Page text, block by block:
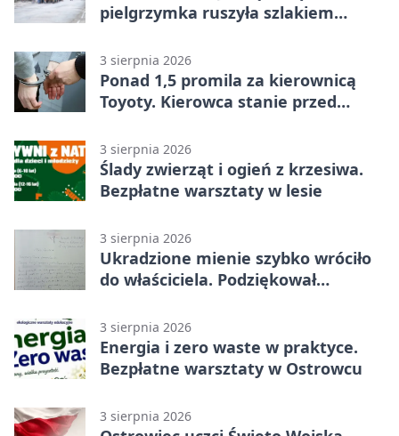
pielgrzymka ruszyła szlakiem
3 sierpnia 2026
Ponad 1,5 promila za kierownicą
Toyoty. Kierowca stanie przed
3 sierpnia 2026
Ślady zwierząt i ogień z krzesiwa.
Bezpłatne warsztaty w lesie
3 sierpnia 2026
Ukradzione mienie szybko wróciło
do właściciela. Podziękował
3 sierpnia 2026
Energia i zero waste w praktyce.
Bezpłatne warsztaty w Ostrowcu
3 sierpnia 2026